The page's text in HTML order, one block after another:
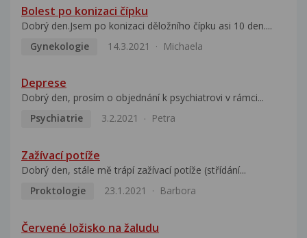
Bolest po konizaci čípku
Dobrý den.Jsem po konizaci děložního čípku asi 10 den....
Gynekologie
14.3.2021 Michaela
Deprese
Dobrý den, prosím o objednání k psychiatrovi v rámci...
Psychiatrie
3.2.2021 Petra
Zažívací potíže
Dobrý den, stále mě trápí zažívací potíže (střídání...
Proktologie
23.1.2021 Barbora
Červené ložisko na žaludu